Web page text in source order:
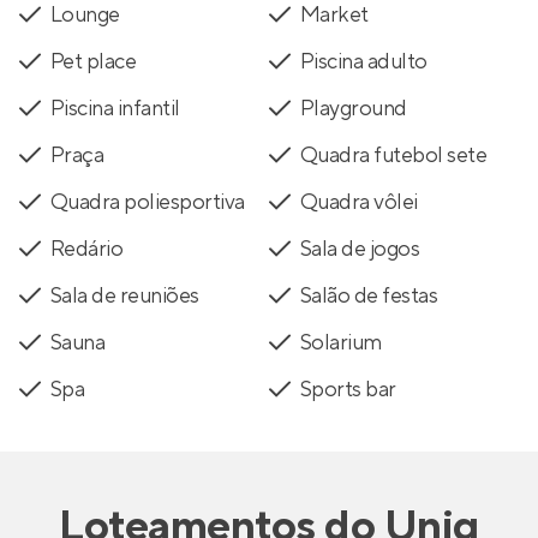
Lounge
Market
Pet place
Piscina adulto
Piscina infantil
Playground
Praça
Quadra futebol sete
Quadra poliesportiva
Quadra vôlei
Redário
Sala de jogos
Sala de reuniões
Salão de festas
Sauna
Solarium
Spa
Sports bar